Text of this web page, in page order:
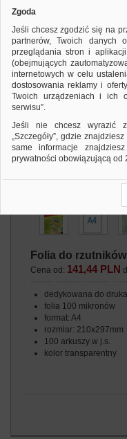
Folia do
Cena od: 141,44 PLN
dedykowana do
folia 100 mikronów
format: A4
rozmiar: 210x297mm
100 arkuszy w j.s.
kolor transparentny
Zgoda
Jeśli chcesz zgodzić się na
partnerów, Twoich danych
przeglądania stron i
(obejmujących
internetowych w celu
dostosowania reklamy i
Twoich urządzeniach i ich
serwisu”.
Jeśli nie chcesz wyrazić
„Szczegóły”, gdzie
same informacje
prywatności obowiązującą od
wcześniejsza zgoda której
Państwa zgoda jest
Polityka prywatności
Lista Zaufanych